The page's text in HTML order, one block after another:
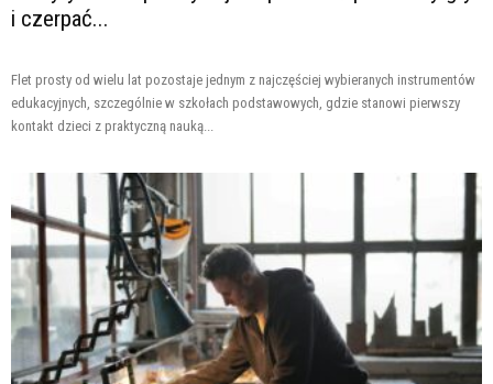
i czerpać...
Flet prosty od wielu lat pozostaje jednym z najczęściej wybieranych instrumentów
edukacyjnych, szczególnie w szkołach podstawowych, gdzie stanowi pierwszy
kontakt dzieci z praktyczną nauką...